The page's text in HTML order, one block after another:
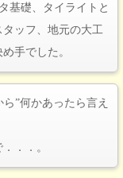
基礎、タイライトと
ッフ、地元の大工
手でした。
”何かあったら言え
．．。